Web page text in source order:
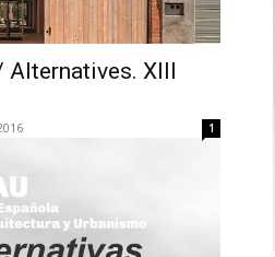
XIII
1